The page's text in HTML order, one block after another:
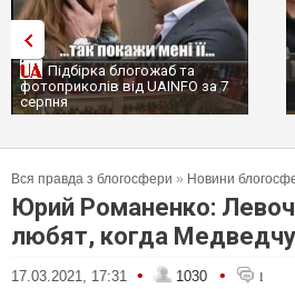
Підбірка блогожаб та
фотоприколів від UAINFO за 7
серпня
Вся правда з блогосфери » Новини
Юрий Романенко:
любят, когда
17.03.2021, 17:31 • 1030 • 1